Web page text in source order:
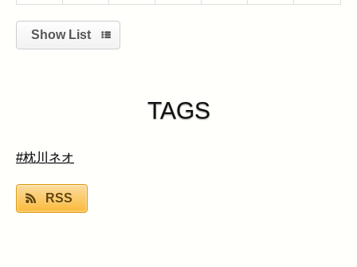
Show List
TAGS
#枕川ネオ
RSS